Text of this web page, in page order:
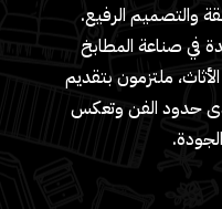
والتصميم الرفيع.
في صناعة المطابخ
ملتزمون بتقديم
حدود الفن وتعكس